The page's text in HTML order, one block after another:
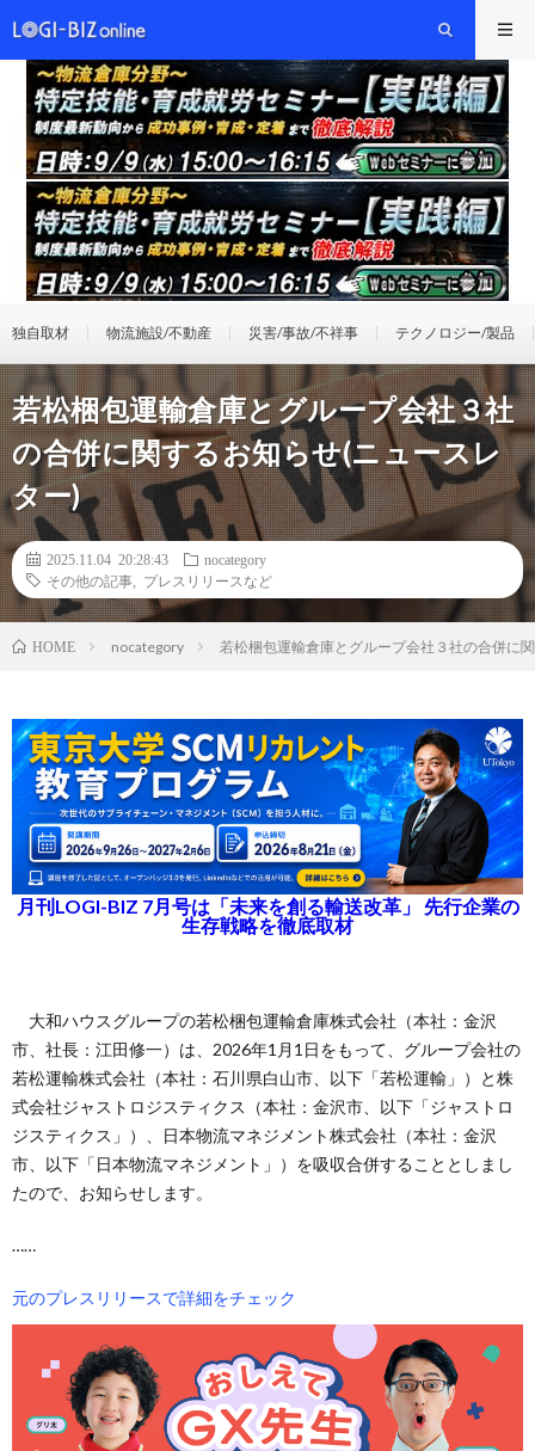
独自取材 物流施設/不動産 災害/事故/不祥事 テクノロジー/製品
若松梱包運輸倉庫とグループ会社３社
の合併に関するお知らせ(ニュースレ
ター)
2025.11.04 20:28:43
nocategory
その他の記事
プレスリリースなど
HOME nocategory 若松梱包運輸倉庫とグループ会社３社の合併に
月刊LOGI-BIZ 7月号は「未来を創る輸送改革」 先行企業の
生存戦略を徹底取材
大和ハウスグループの若松梱包運輸倉庫株式会社（本社：金沢
市、社長：江田修一）は、2026年1月1日をもって、グループ会社の
若松運輸株式会社（本社：石川県白山市、以下「若松運輸」）と株
式会社ジャストロジスティクス（本社：金沢市、以下「ジャストロ
ジスティクス」）、日本物流マネジメント株式会社（本社：金沢
市、以下「日本物流マネジメント」）を吸収合併することとしまし
たので、お知らせします。
……
元のプレスリリースで詳細をチェック